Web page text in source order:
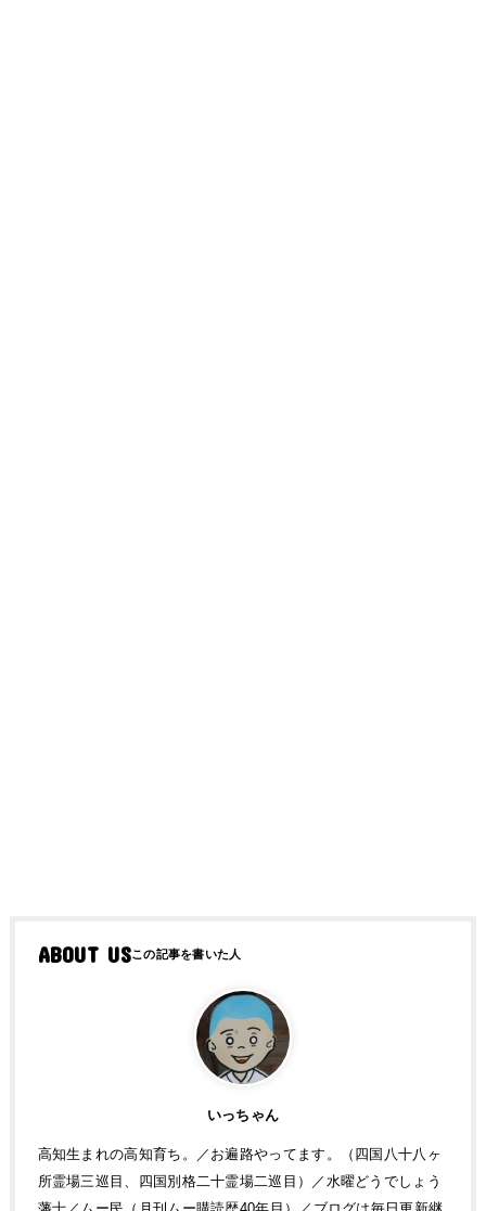
ABOUT US
いっちゃん
高知生まれの高知育ち。／お遍路やってます。（四国八十八ヶ
所霊場三巡目、四国別格二十霊場二巡目）／水曜どうでしょう